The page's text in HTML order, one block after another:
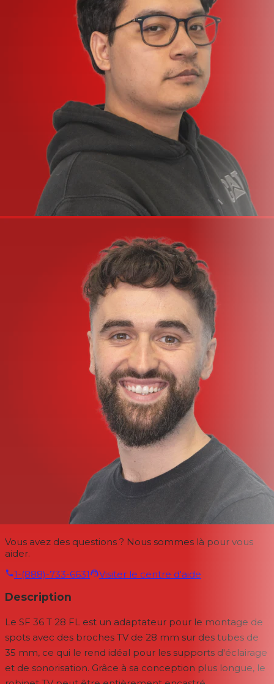
Vous avez des questions ? Nous sommes là pour vous
aider.
1-(888)-733-6631
Visiter le centre d'aide
Description
Le SF 36 T 28 FL est un adaptateur pour le montage de
spots avec des broches TV de 28 mm sur des tubes de
35 mm, ce qui le rend idéal pour les supports d'éclairage
et de sonorisation. Grâce à sa conception plus longue, le